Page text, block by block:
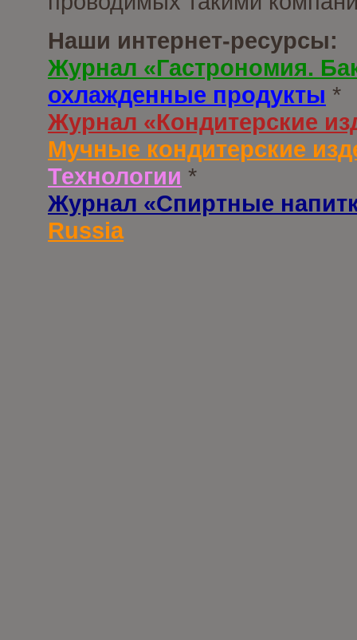
Наши интернет-ресурсы:
Журнал «Гастрономия.
охлажденные продукты *
Журнал «Кондитерские
Мучные кондитерские
Технологии *
Журнал «Спиртные
Russia